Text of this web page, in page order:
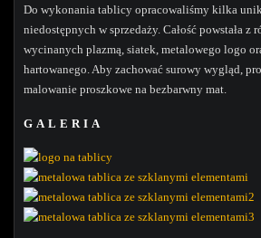
Do wykonania tablicy opracowaliśmy kilka
niedostępnych w sprzedaży. Całość powstała z
wycinanych plazmą, siatek, metalowego logo
hartowanego. Aby zachować surowy wygląd,
malowanie proszkowe na bezbarwny mat.
GALERIA